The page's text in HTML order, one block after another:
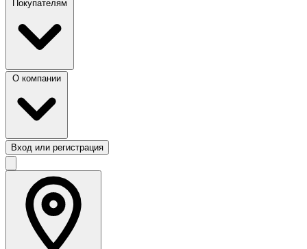
Вход или регистрация